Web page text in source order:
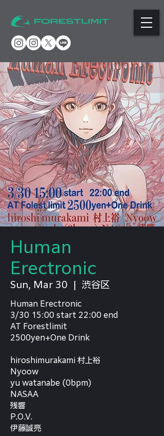
Human
Erectronic
Sun, Mar 30 渋谷区
Human Erectronic
3/30 15:00 start 22:00 end
AT Forestlimit
2500yen+One Drink
hiroshimurakami 村上裕
Nyoow
yu watanabe (0bpm)
NASAA
残響
P.O.V.
伊藤誠亮